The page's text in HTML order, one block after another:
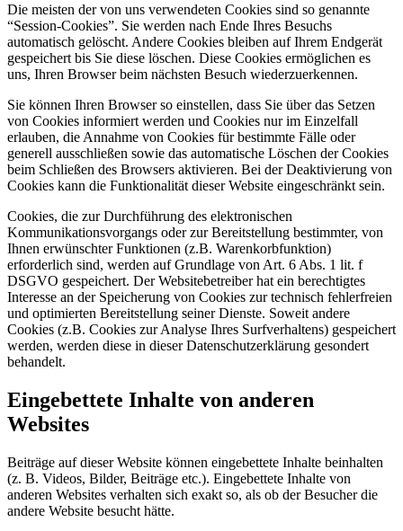
Die meisten der von uns verwendeten Cookies sind so genannte
“Session-Cookies”. Sie werden nach Ende Ihres Besuchs
automatisch gelöscht. Andere Cookies bleiben auf Ihrem Endgerät
gespeichert bis Sie diese löschen. Diese Cookies ermöglichen es
uns, Ihren Browser beim nächsten Besuch wiederzuerkennen.
Sie können Ihren Browser so einstellen, dass Sie über das Setzen
von Cookies informiert werden und Cookies nur im Einzelfall
erlauben, die Annahme von Cookies für bestimmte Fälle oder
generell ausschließen sowie das automatische Löschen der Cookies
beim Schließen des Browsers aktivieren. Bei der Deaktivierung von
Cookies kann die Funktionalität dieser Website eingeschränkt sein.
Cookies, die zur Durchführung des elektronischen
Kommunikationsvorgangs oder zur Bereitstellung bestimmter, von
Ihnen erwünschter Funktionen (z.B. Warenkorbfunktion)
erforderlich sind, werden auf Grundlage von Art. 6 Abs. 1 lit. f
DSGVO gespeichert. Der Websitebetreiber hat ein berechtigtes
Interesse an der Speicherung von Cookies zur technisch fehlerfreien
und optimierten Bereitstellung seiner Dienste. Soweit andere
Cookies (z.B. Cookies zur Analyse Ihres Surfverhaltens) gespeichert
werden, werden diese in dieser Datenschutzerklärung gesondert
behandelt.
Eingebettete Inhalte von anderen
Websites
Beiträge auf dieser Website können eingebettete Inhalte beinhalten
(z. B. Videos, Bilder, Beiträge etc.). Eingebettete Inhalte von
anderen Websites verhalten sich exakt so, als ob der Besucher die
andere Website besucht hätte.